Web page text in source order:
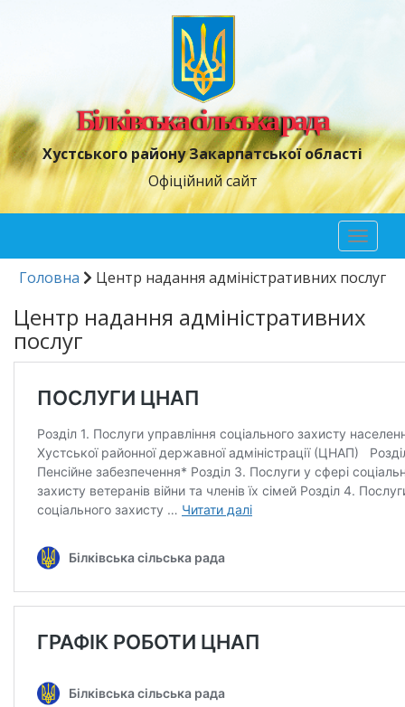
Білківська сільська рада
Хустського району Закарпатської області
Офіційний сайт
Toggle
Головна
Центр надання адміністративних послуг
Центр надання адміністративних
послуг